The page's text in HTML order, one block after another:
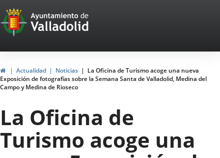
Portal
Web
del
Ayuntamiento
de
Valladolid
InicioActualidad Noticias
La Oficina de Turismo acoge una nueva
Exposición de fotografías sobre la Semana Santa de Valladolid, Medina del
Campo y Medina de Rioseco
La Oficina de
Turismo acoge una